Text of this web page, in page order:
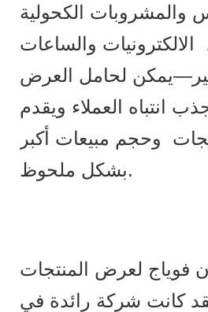
والمشروبات الكحولية
الالكترونيات والساعات
لحامل العرض
انتباه العملاء ويقدم
وحجم مبيعات أكبر
بشكل ملحوظ.
فوياج لعرض المنتجات
كانت شركة رائدة في